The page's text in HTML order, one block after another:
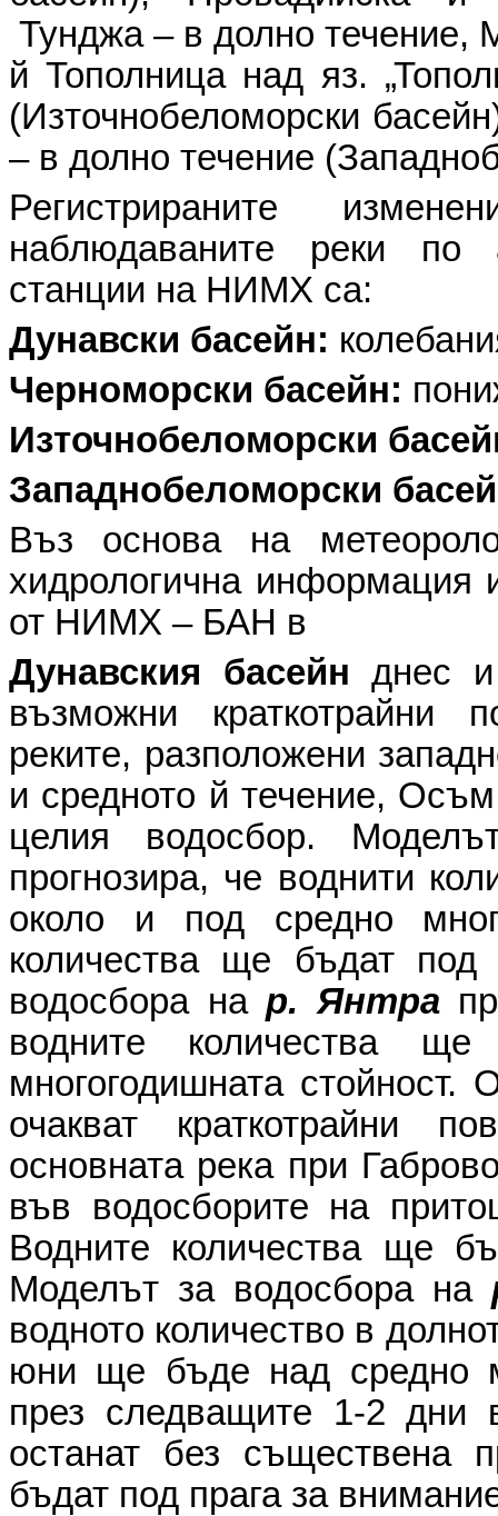
Тунджа – в долно течение,
й Тополница над яз.
(Източнобеломорски
– в долно течение
Регистрираните
наблюдаваните реки по
станции на НИМХ са:
Дунавски басейн:
Черноморски басейн:
Източнобеломорски
Западнобеломорски
Въз основа на
хидрологична информация
от НИМХ – БАН в
Дунавския басейн днес
възможни краткотрайни
реките, разположени
и средното й течение,
целия водосбор.
прогнозира, че воднити
около и под средно
количества ще бъдат
водосбора нар. Янтра
водните количества
многогодишната
очакват краткотрайни
основната река при
във водосборите на
Водните количества ще
Моделът за водосбора на
водното количество в
юни ще бъде над средно
през следващите 1-2 дни
останат без съществена
бъдат под прага за